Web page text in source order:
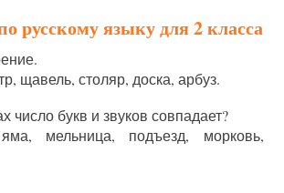
русскому языку для 2 класса
щавель, столяр, доска, арбуз.
число букв и звуков совпадает?
мельница, подъезд, морковь,